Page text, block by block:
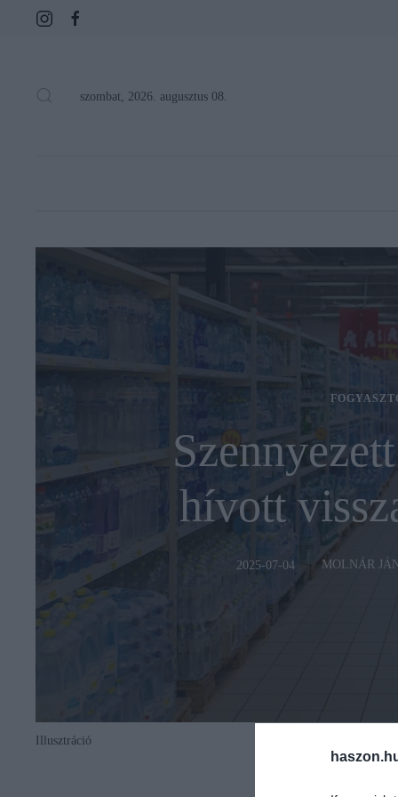
szombat, 2026. augusztus 08.
hívott
2025-07-04 MOLNÁR
Illusztráció